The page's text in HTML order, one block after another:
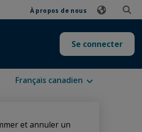
À propos de nous
Se connecter
Langues disponibles
et annuler un